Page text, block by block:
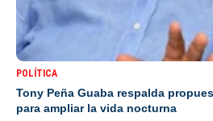
POLÍTICA
Tony Peña Guaba respalda
para ampliar la vida nocturna